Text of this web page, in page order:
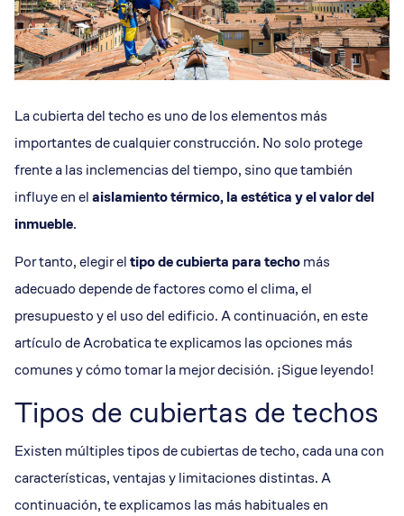
La cubierta del techo es uno de los elementos más
importantes de cualquier construcción. No solo protege
frente a las inclemencias del tiempo, sino que también
influye en elaislamiento térmico, la estética y el valor del
inmueble.
Por tanto, elegir eltipo de cubierta para techomás
adecuado depende de factores como el clima, el
presupuesto y el uso del edificio. A continuación, en este
artículo de Acrobatica te explicamos las opciones más
comunes y cómo tomar la mejor decisión. ¡Sigue leyendo!
Tipos de cubiertas de techos
Existen múltiples tipos de cubiertas de techo, cada una con
características, ventajas y limitaciones distintas. A
continuación, te explicamos las más habituales en